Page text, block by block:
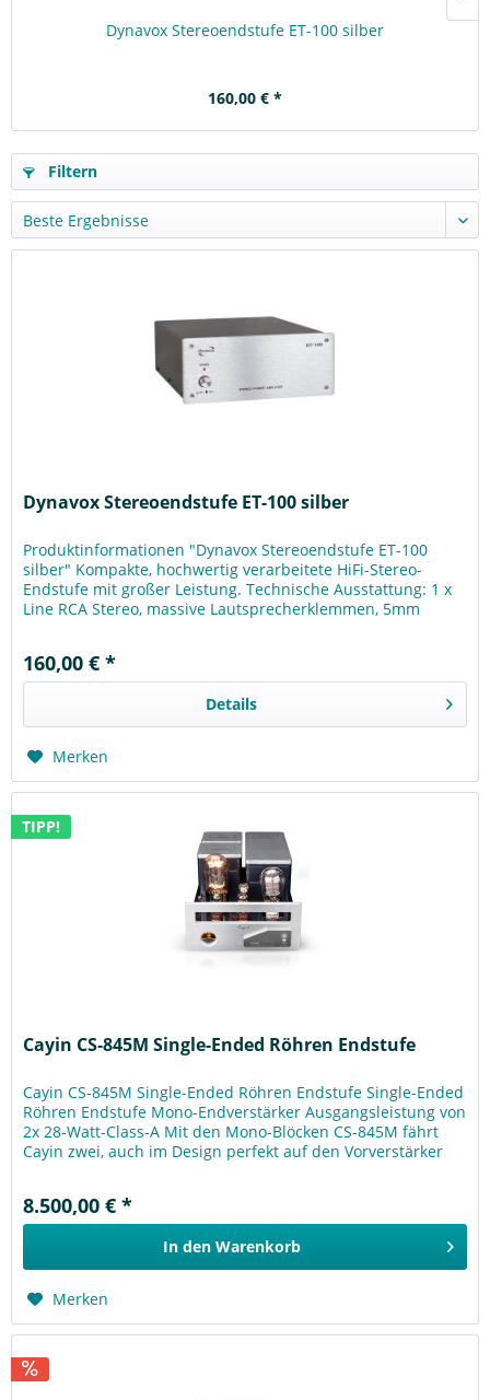
Dynavox Stereoendstufe ET-100 silber
160,00 € *
Filtern
Dynavox Stereoendstufe ET-100 silber
Produktinformationen "Dynavox Stereoendstufe ET-100
silber" Kompakte, hochwertig verarbeitete HiFi-Stereo-
Endstufe mit großer Leistung. Technische Ausstattung: 1 x
Line RCA Stereo, massive Lautsprecherklemmen, 5mm
160,00 € *
Details
Merken
TIPP!
Cayin CS-845M Single-Ended Röhren Endstufe
Cayin CS-845M Single-Ended Röhren Endstufe Single-Ended
Röhren Endstufe Mono-Endverstärker Ausgangsleistung von
2x 28-Watt-Class-A Mit den Mono-Blöcken CS-845M fährt
Cayin zwei, auch im Design perfekt auf den Vorverstärker
8.500,00 € *
In den Warenkorb
Merken